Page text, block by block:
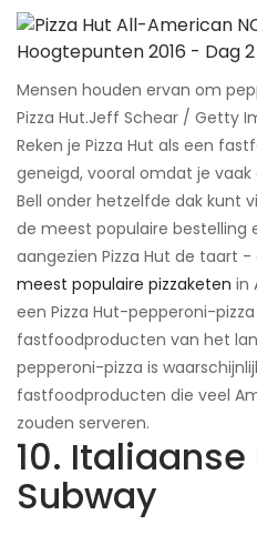
Mensen houden ervan om
Pizza Hut.​Jeff Schear / Getty
Reken je Pizza Hut als een
geneigd, vooral omdat je vaak
Bell onder hetzelfde dak kunt
de meest populaire bestelling
aangezien Pizza Hut de taart
meest populaire pizzaketen in
een Pizza Hut-pepperoni-
fastfoodproducten van het
pepperoni-pizza is
fastfoodproducten die veel
zouden serveren.
10. Italiaanse
Subway